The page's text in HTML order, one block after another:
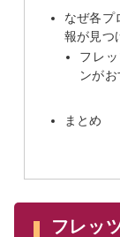
なぜ各プ
報が見つ
フレ
ンがお
まとめ
フレッ